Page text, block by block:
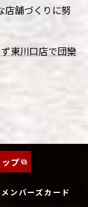
店舗づくりに努
東川口店で団欒
プ
ンバーズカード